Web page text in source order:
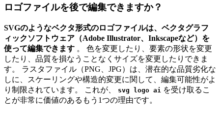
ロゴファイルを後で編集できますか？
SVGのようなベクタ形式のロゴファイルは、ベクタグラフ
ィックソフトウェア（Adobe Illustrator、Inkscapeなど）を
使って編集できます 。 色を変更したり、要素の形状を変更
したり、品質を損なうことなくサイズを変更したりできま
す。 ラスタファイル（PNG、JPG）は、潜在的な品質劣化な
しに、スケーリングや構造的変更に関して、編集可能性がよ
り制限されています。 これが、
svg logo ai を受け取るこ
とが非常に価値のあるもう1つの理由です。